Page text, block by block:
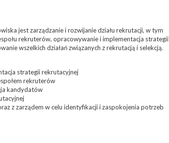
jest zarządzanie i rozwijanie działu rekrutacji, w tym
rekruterów, opracowywanie i implementacja strategii
wszelkich działań związanych z rekrutacją i selekcją.
strategii rekrutacyjnej
rekruterów
kandydatów
z zarządem w celu identyfikacji i zaspokojenia potrzeb